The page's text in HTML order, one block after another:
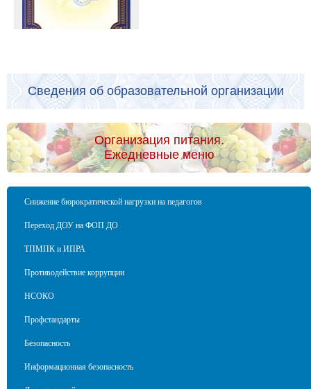
Сведения об образовательной организации
Организация питания.
Ежедневные меню
Снижение бюрократической нагрузки на педагогов
Переход ДОУ на ФОП ДО
ТПМПК и ИПРА
Противодействие коррупции
НСОКО
Профстандарты
Безопасность
Информационная безопасность